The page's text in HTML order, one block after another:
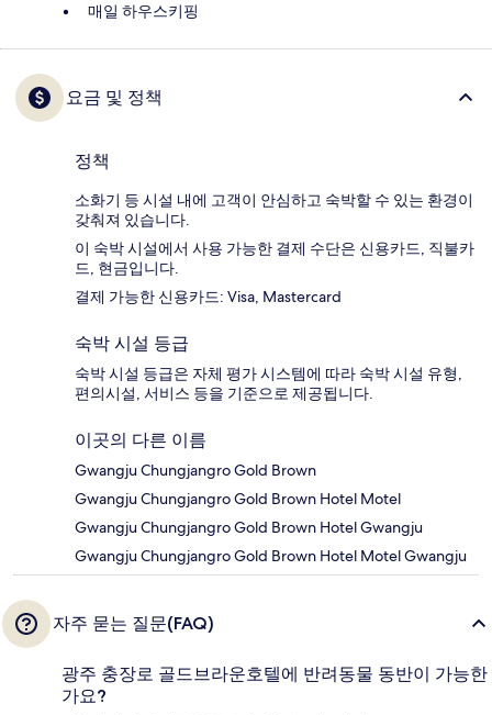
매일 하우스키핑
요금 및 정책
정책
소화기 등 시설 내에 고객이 안심하고 숙박할 수 있는 환경이
갖춰져 있습니다.
이 숙박 시설에서 사용 가능한 결제 수단은 신용카드, 직불카
드, 현금입니다.
결제 가능한 신용카드: Visa, Mastercard
숙박 시설 등급
숙박 시설 등급은 자체 평가 시스템에 따라 숙박 시설 유형,
편의시설, 서비스 등을 기준으로 제공됩니다.
이곳의 다른 이름
Gwangju Chungjangro Gold Brown
Gwangju Chungjangro Gold Brown Hotel Motel
Gwangju Chungjangro Gold Brown Hotel Gwangju
Gwangju Chungjangro Gold Brown Hotel Motel Gwangju
자주 묻는 질문(FAQ)
광주 충장로 골드브라운호텔에 반려동물 동반이 가능한
가요?